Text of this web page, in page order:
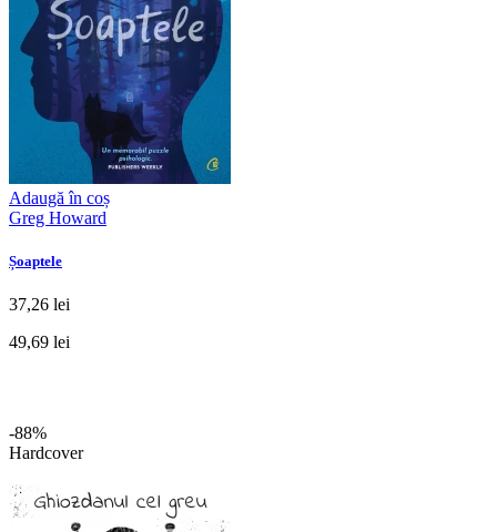
Adaugă în coș
Greg Howard
Șoaptele
37,26 lei
49,69 lei
-88%
Hardcover